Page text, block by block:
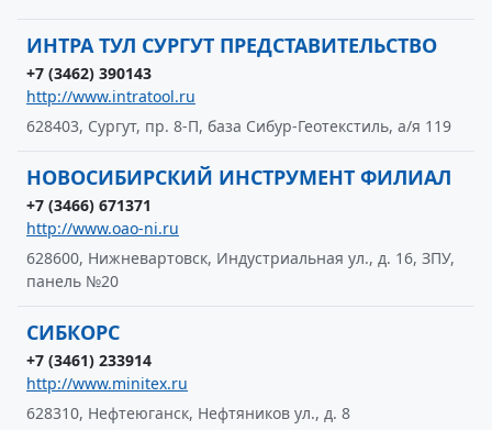
ИНТРА ТУЛ СУРГУТ ПРЕДСТАВИТЕЛЬСТВО
+7 (3462) 390143
http://www.intratool.ru
628403, Сургут, пр. 8-П, база Сибур-Геотекстиль, а/я 119
НОВОСИБИРСКИЙ ИНСТРУМЕНТ ФИЛИАЛ
+7 (3466) 671371
http://www.oao-ni.ru
628600, Нижневартовск, Индустриальная ул., д. 16, ЗПУ,
панель №20
СИБКОРС
+7 (3461) 233914
http://www.minitex.ru
628310, Нефтеюганск, Нефтяников ул., д. 8